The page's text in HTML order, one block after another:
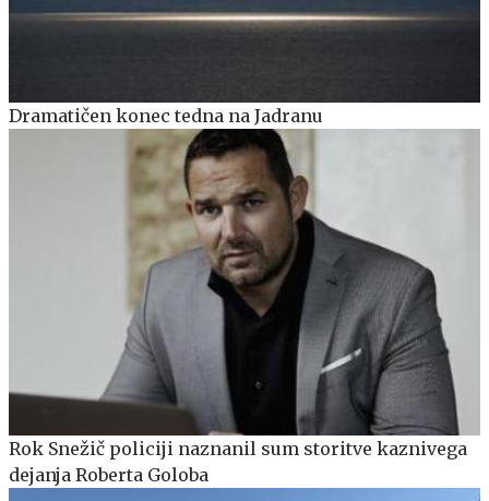
Dramatičen konec tedna na Jadranu
Rok Snežič policiji naznanil sum storitve kaznivega
dejanja Roberta Goloba